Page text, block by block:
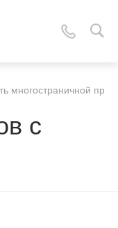
многостраничной
с